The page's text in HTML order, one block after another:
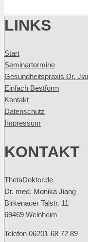
LINKS
Start
Seminartermine
Gesundheitspraxis Dr.
Einfach Bestform
Kontakt
Datenschutz
Impressum
KONTAKT
ThetaDoktor.de
Dr. med. Monika Jiang
Birkenauer Talstr. 11
69469 Weinheim
Telefon 06201-68 72 89